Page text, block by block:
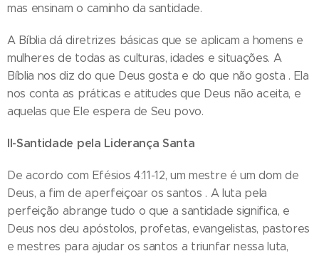
mas ensinam o caminho da santidade.
A Bíblia dá diretrizes básicas que se aplicam a homens e
mulheres de todas as culturas, idades e situações. A
Bíblia nos diz do que Deus gosta e do que não gosta . Ela
nos conta as práticas e atitudes que Deus não aceita, e
aquelas que Ele espera de Seu povo.
II-Santidade pela Liderança Santa
De acordo com Efésios 4:11-12, um mestre é um dom de
Deus, a fim de aperfeiçoar os santos . A luta pela
perfeição abrange tudo o que a santidade significa, e
Deus nos deu apóstolos, profetas, evangelistas, pastores
e mestres para ajudar os santos a triunfar nessa luta,